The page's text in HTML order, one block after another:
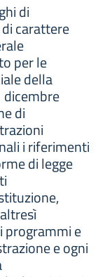
di
carattere
per le
della
dicembre
di
i riferimenti
di legge
programmi e
e ogni